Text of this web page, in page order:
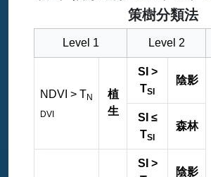
策樹分類法
Level 1 Level 2
NDVI > TN
DVI
植
生
SI >
TSI
陰影
SI ≤
TSI
森林
SI >
陰影